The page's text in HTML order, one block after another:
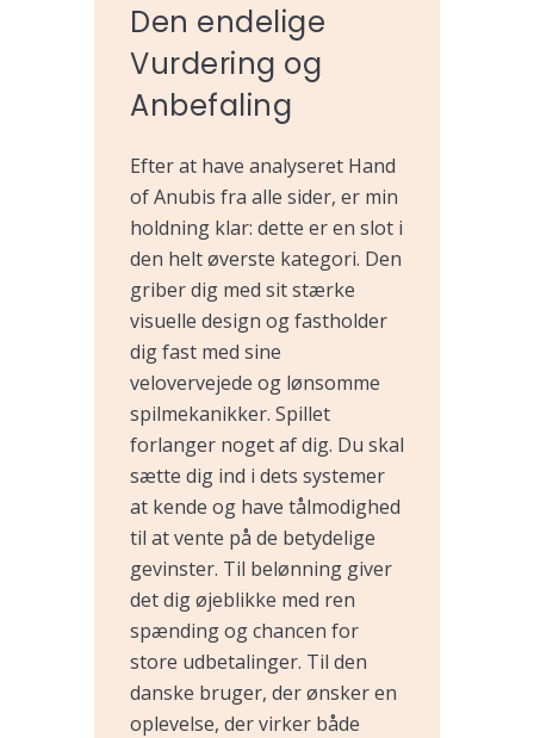
Den endelige
Vurdering og
Anbefaling
Efter at have analyseret Hand
of Anubis fra alle sider, er min
holdning klar: dette er en slot i
den helt øverste kategori. Den
griber dig med sit stærke
visuelle design og fastholder
dig fast med sine
velovervejede og lønsomme
spilmekanikker. Spillet
forlanger noget af dig. Du skal
sætte dig ind i dets systemer
at kende og have tålmodighed
til at vente på de betydelige
gevinster. Til belønning giver
det dig øjeblikke med ren
spænding og chancen for
store udbetalinger. Til den
danske bruger, der ønsker en
oplevelse, der virker både